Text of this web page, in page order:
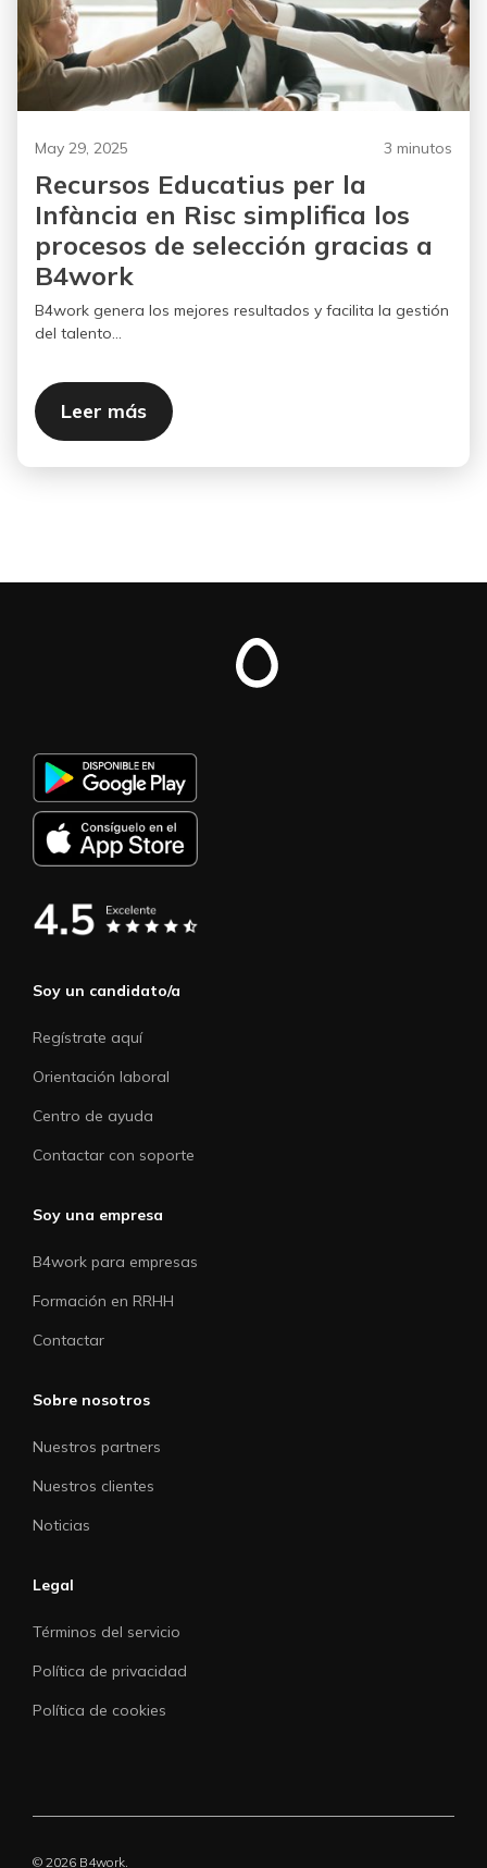
May 29, 2025 3 minutos
Recursos Educatius per la
Infància en Risc simplifica los
procesos de selección gracias a
B4work
B4work genera los mejores resultados y facilita la gestión
del talento...
Leer más
Soy un candidato/a
Regístrate aquí
Orientación laboral
Centro de ayuda
Contactar con soporte
Soy una empresa
B4work para empresas
Formación en RRHH
Contactar
Sobre nosotros
Nuestros partners
Nuestros clientes
Noticias
Legal
Términos del servicio
Política de privacidad
Política de cookies
© 2026 B4work.